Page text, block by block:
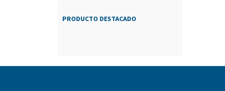
PRODUCTO DESTACADO